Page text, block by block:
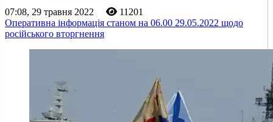
07:08, 29 травня 2022
11201
Оперативна інформація станом на 06.00 29.05.2022 щодо
російського вторгнення